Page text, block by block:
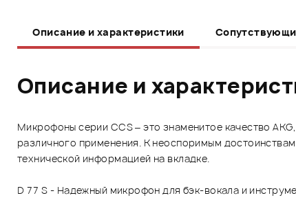
Описание и характеристики
Описание и
Микрофоны серии CCS – это знаменитое качество
различного применения. К неоспоримым
технической информацией на вкладке.
D 77 S - Надежный микрофон для бэк-вокала и